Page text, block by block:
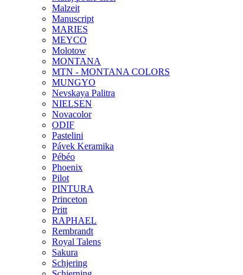
Malzeit
Manuscript
MARIES
MEYCO
Molotow
MONTANA
MTN - MONTANA COLORS
MUNGYO
Nevskaya Palitra
NIELSEN
Novacolor
ODIF
Pastelini
Pávek Keramika
Pébéo
Phoenix
Pilot
PINTURA
Princeton
Pritt
RAPHAEL
Rembrandt
Royal Talens
Sakura
Schjering